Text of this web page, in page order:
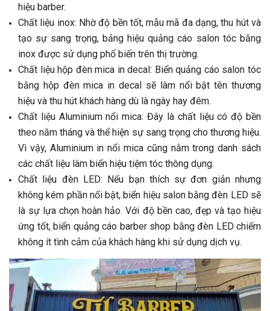
hiệu barber.
Chất liệu inox: Nhờ độ bền tốt, mẫu mã đa dạng, thu hút và
tạo sự sang trọng, bảng hiệu quảng cáo salon tóc bằng
inox được sử dụng phổ biến trên thị trường.
Chất liệu hộp đèn mica in decal: Biển quảng cáo salon tóc
bằng hộp đèn mica in decal sẽ làm nổi bật tên thương
hiệu và thu hút khách hàng dù là ngày hay đêm.
Chất liệu Aluminium nổi mica: Đây là chất liệu có độ bền
theo năm tháng và thể hiện sự sang trọng cho thương hiệu.
Vì vậy, Aluminium in nổi mica cũng nằm trong danh sách
các chất liệu làm biển hiệu tiệm tóc thông dụng.
Chất liệu đèn LED: Nếu bạn thích sự đơn giản nhưng
không kém phần nổi bật, biển hiệu salon bằng đèn LED sẽ
là sự lựa chọn hoàn hảo. Với độ bền cao, đẹp và tạo hiệu
ứng tốt, biển quảng cáo barber shop bằng đèn LED chiếm
không ít tình cảm của khách hàng khi sử dụng dịch vụ.